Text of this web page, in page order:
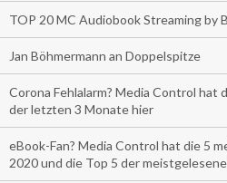
TOP 20 MC Audiobook Streaming by
Jan Böhmermann an Doppelspitze
Corona Fehlalarm? Media Control hat
der letzten 3 Monate hier
eBook-Fan? Media Control hat die 5
2020 und die Top 5 der